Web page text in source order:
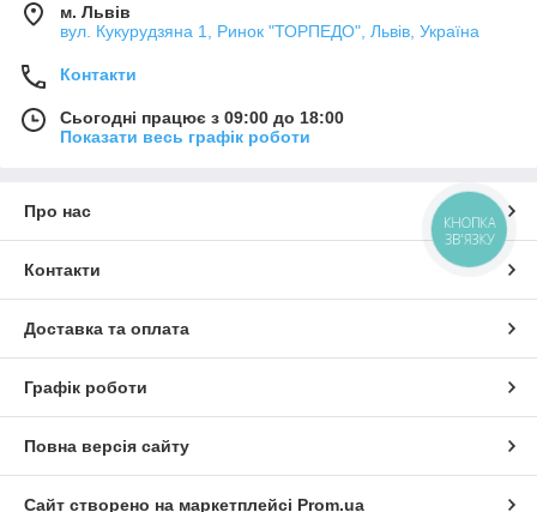
м. Львів
вул. Кукурудзяна 1, Ринок "ТОРПЕДО", Львів, Україна
Контакти
Сьогодні працює з 09:00 до 18:00
Показати весь графік роботи
Про нас
Контакти
Доставка та оплата
Графік роботи
Повна версія сайту
Сайт створено на маркетплейсі Prom.ua
КНОПКА
ЗВ'ЯЗКУ